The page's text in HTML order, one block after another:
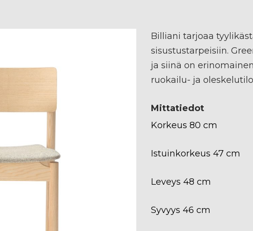
Billiani tarjoaa
sisustustarpeisiin.
ja siinä on
ruokailu- ja
Mittatiedot
Korkeus 80 cm
Istuinkorkeus 47 cm
Leveys 48 cm
Syvyys 46 cm